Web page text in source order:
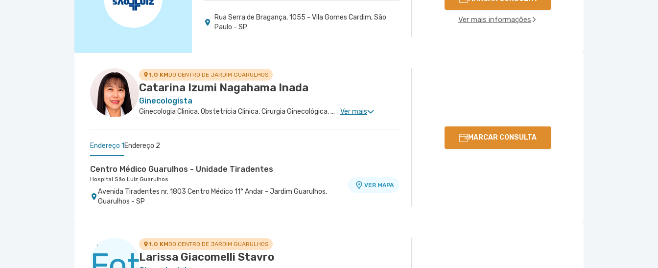
Rua Serra de Bragança, 1055 - Vila Gomes Cardim, São
Paulo - SP
Ver mais informações
1.0 KMDO CENTRO DE JARDIM GUARULHOS
Catarina Izumi Nagahama Inada
Ginecologista
Ginecologia Clinica, Obstetrícia Clinica, Cirurgia Ginecológica, Gravidez de Alto Risco Ver mais
MARCAR CONSULTA
Endereço 1 Endereço 2
Centro Médico Guarulhos - Unidade Tiradentes
Hospital São Luiz Guarulhos
Avenida Tiradentes nr. 1803 Centro Médico 11° Andar - Jardim Guarulhos,
Guarulhos - SP
VER MAPA
1.0 KMDO CENTRO DE JARDIM GUARULHOS
Larissa Giacomelli Stavro